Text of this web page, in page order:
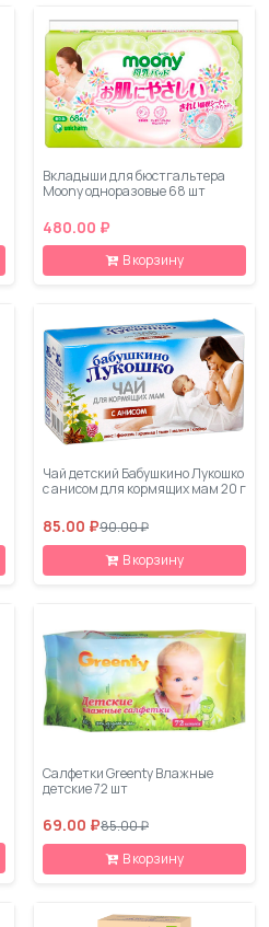
Вкладыши для бюстгальтера
Moony одноразовые 68 шт
480.00 ₽
В корзину
Чай детский Бабушкино Лукошко
с анисом для кормящих мам 20 г
85.00 ₽90.00 ₽
В корзину
Салфетки Greenty Влажные
детские 72 шт
69.00 ₽85.00 ₽
В корзину